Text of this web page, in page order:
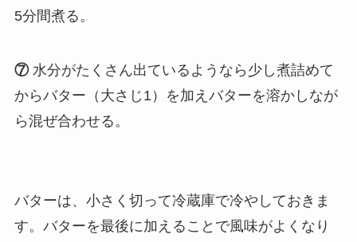
5分間煮る。
⑦水分がたくさん出ているようなら少し煮詰めて
からバター（大さじ1）を加えバターを溶かしなが
ら混ぜ合わせる。
バターは、小さく切って冷蔵庫で冷やしておきま
す。バターを最後に加えることで風味がよくなり